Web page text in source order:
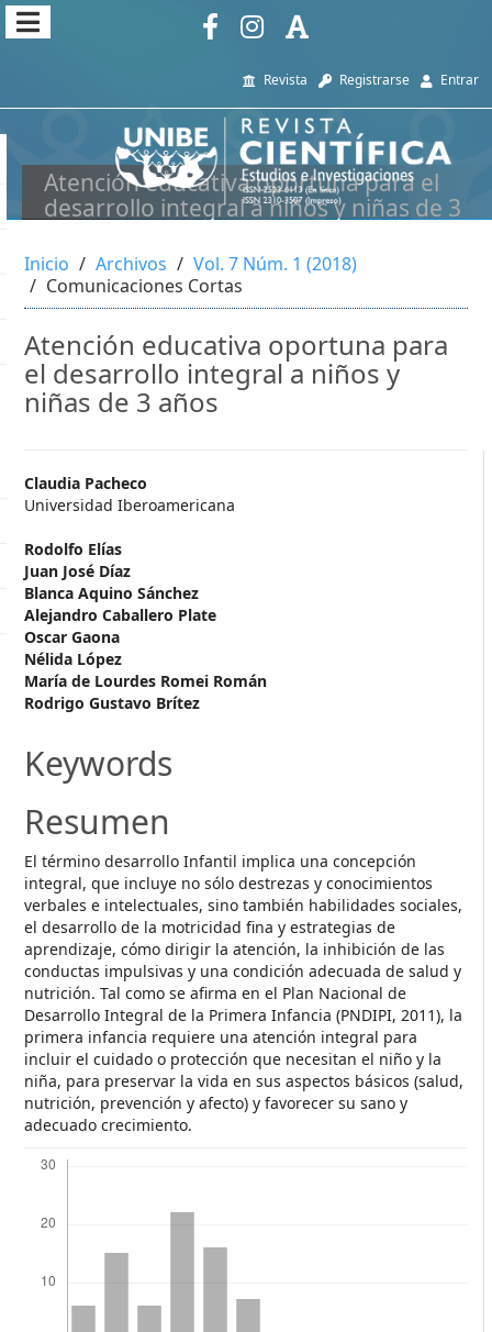
##plugins.themes.themeEleven.accessible_menu.sidebar##
Revista Registrarse Entrar
Atención educativa oportuna para el
desarrollo integral a niños y niñas de 3
Inicio Archivos
Vol. 7 Núm. 1 (2018)
Comunicaciones Cortas
Atención educativa oportuna para
el desarrollo integral a niños y
niñas de 3 años
Claudia Pacheco
Universidad Iberoamericana
Rodolfo Elías
Juan José Díaz
Blanca Aquino Sánchez
Alejandro Caballero Plate
Oscar Gaona
Nélida López
María de Lourdes Romei Román
Rodrigo Gustavo Brítez
Keywords
Resumen
El término desarrollo Infantil implica una concepción
integral, que incluye no sólo destrezas y conocimientos
verbales e intelectuales, sino también habilidades sociales,
el desarrollo de la motricidad fina y estrategias de
aprendizaje, cómo dirigir la atención, la inhibición de las
conductas impulsivas y una condición adecuada de salud y
nutrición. Tal como se afirma en el Plan Nacional de
Desarrollo Integral de la Primera Infancia (PNDIPI, 2011), la
primera infancia requiere una atención integral para
incluir el cuidado o protección que necesitan el niño y la
niña, para preservar la vida en sus aspectos básicos (salud,
nutrición, prevención y afecto) y favorecer su sano y
adecuado crecimiento.